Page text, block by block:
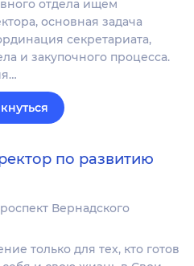
отдела ищем
основная задача
секретариата,
и закупочного процесса.
по развитию
Вернадского
только для тех, кто готов